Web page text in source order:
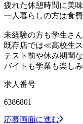
疲れた休憩時間に美
一人暮らしの方は食
未経験の方も学生さ
既存店では≪高校生
テスト前や休み期間
バイトも学業も楽し
求人番号
6386801
応募画面に進む